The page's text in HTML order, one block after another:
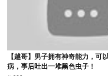
【越哥】男子拥有神奇能力，可
病，事后吐出一堆黑色虫子！